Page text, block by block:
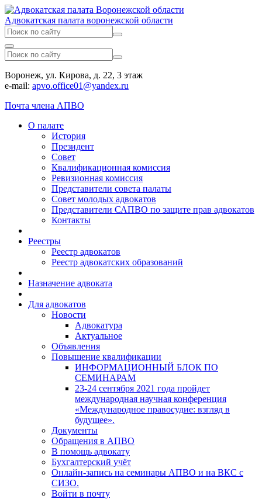
Адвокатская палата воронежской области
Воронеж, ул. Кирова, д. 22, 3 этаж
e-mail: apvo.office01@yandex.ru
Почта члена АПВО
О палате
История
Президент
Совет
Квалификационная комиссия
Ревизионная комиссия
Представители совета палаты
Совет молодых адвокатов
Представители САПВО по защите прав адвокатов
Контакты
Реестры
Реестр адвокатов
Реестр адвокатских образований
Назначение адвоката
Для адвокатов
Новости
Адвокатура
Актуальное
Объявления
Повышение квалификации
ИНФОРМАЦИОННЫЙ БЛОК ПО
СЕМИНАРАМ
23-24 сентября 2021 года пройдет
международная научная конференция
«Международное правосудие: взгляд в
будущее».
Документы
Обращения в АПВО
В помощь адвокату
Бухгалтерский учёт
Онлайн-запись на семинары АПВО и на ВКС с
СИЗО.
Войти в почту